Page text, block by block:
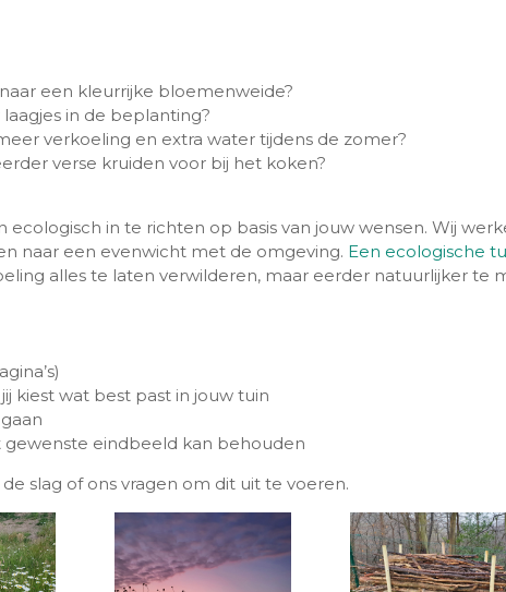
een kleurrijke bloemenweide?
in de beplanting?
verkoeling en extra water tijdens de zomer?
verse kruiden voor bij het koken?
in te richten op basis van jouw wensen. Wij
naar een evenwicht met de omgeving. Een ecologische
alles te laten verwilderen, maar eerder natuurlijker te
kiest wat best past in jouw tuin
gewenste eindbeeld kan behouden
slag of ons vragen om dit uit te voeren.